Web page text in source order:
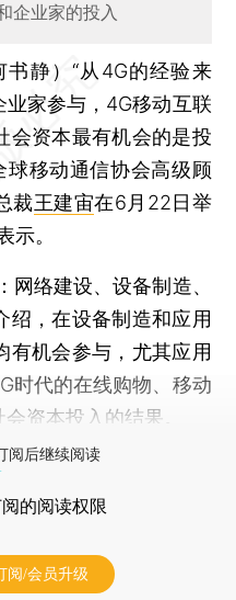
企业家的投入
书静）“从4G的经验来
家参与，4G移动互联
会资本最有机会的是投
球移动通信协会高级顾
裁王建宙在6月22日举
示。
络建设、设备制造、
绍，在设备制造和应用
有机会参与，尤其应用
时代的在线购物、移动
资本投入的结果。
阅后继续阅读
的阅读权限
阅/会员升级